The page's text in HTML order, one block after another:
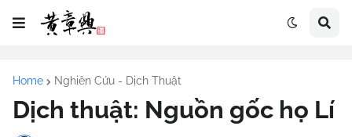
Home Nghiên Cứu - Dịch Thuật
Dịch thuật: Nguồn gốc họ Lí